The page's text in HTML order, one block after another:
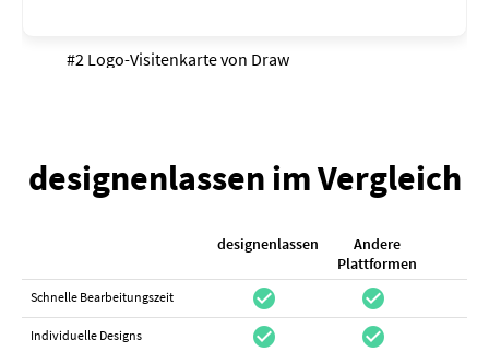
#2 Logo-Visitenkarte von Draw
designenlassen im Vergleich
designenlassen
Andere
Plattformen
Schnelle Bearbeitungszeit check_circle check_circle
Individuelle Designs check_circle check_circle